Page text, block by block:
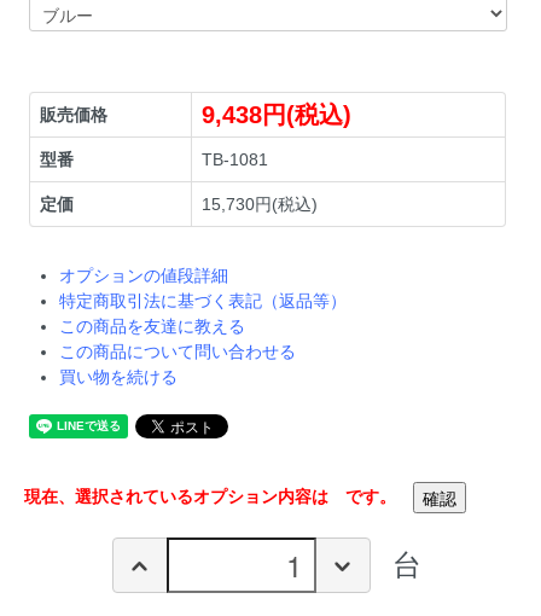
販売価格 9,438円(税込)
型番 TB-1081
定価 15,730円(税込)
オプションの値段詳細
特定商取引法に基づく表記（返品等）
この商品を友達に教える
この商品について問い合わせる
買い物を続ける
現在、選択されているオプション内容は です。
台